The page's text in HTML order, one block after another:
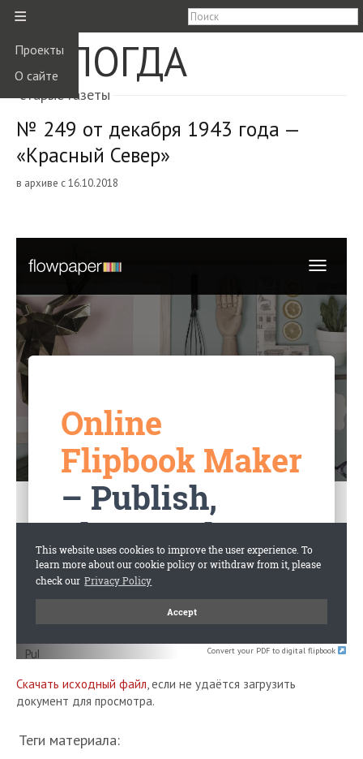
≡
Проекты
О сайте
ВОЛОГДА
старые газеты
№ 249 от декабря 1943 года —
«Красный Север»
в архиве с 16.10.2018
Convert your PDF to digital flipbook
Скачать исходный файл, если не удаётся загрузить
документ для просмотра.
Теги материала: